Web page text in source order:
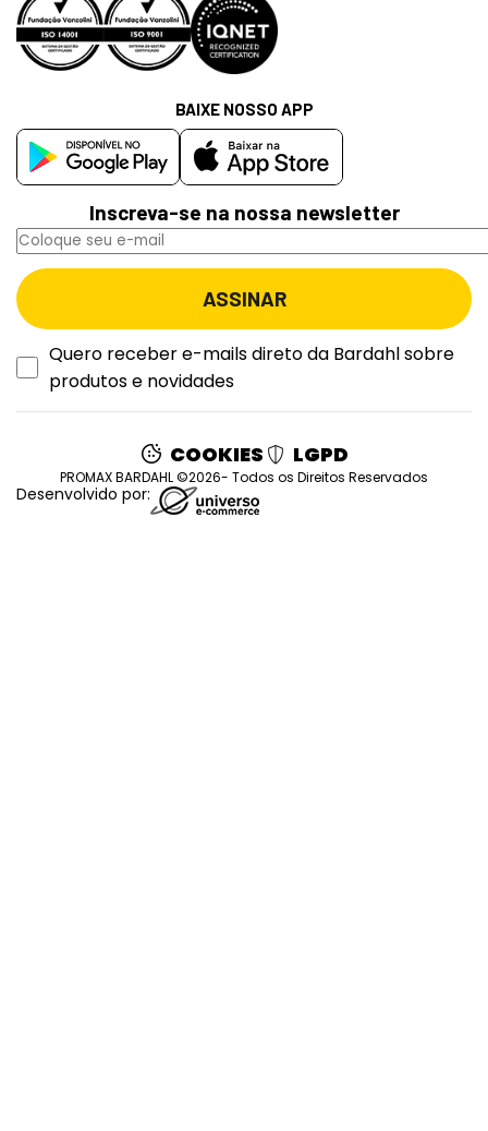
Inscreva-se na nossa newsletter
Quero receber e-mails direto da Bardahl sobre
produtos e novidades
BAIXE NOSSO APP
COOKIES LGPD
PROMAX BARDAHL ©2026- Todos os Direitos Reservados
Desenvolvido por: